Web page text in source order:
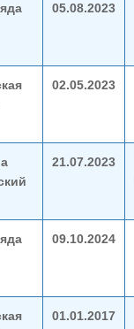
05.08.2023
02.05.2023
21.07.2023
09.10.2024
01.01.2017